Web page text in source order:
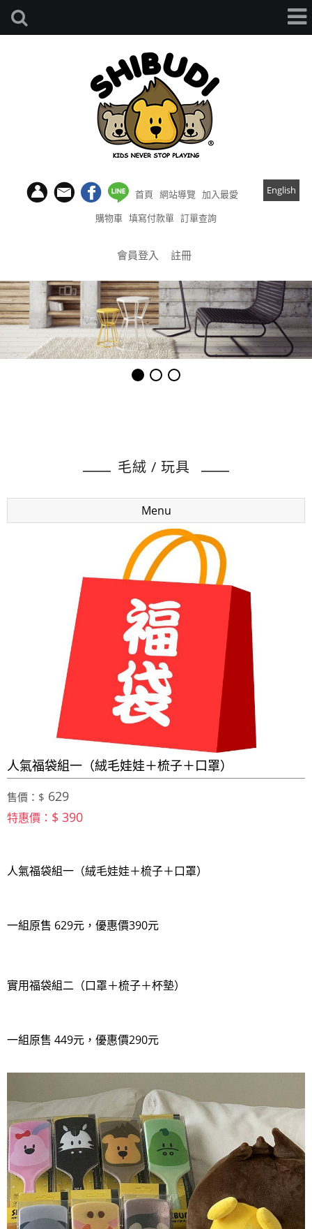
首頁 網站導覽 加入最愛 English
購物車 填寫付款單 訂單查詢
會員登入 註冊
毛絨 / 玩具
Menu
人氣福袋組一（絨毛娃娃＋梳子＋口罩）
售價：$ 629
特惠價： $ 390
人氣福袋組一（絨毛娃娃＋梳子＋口罩）
一組原售 629元，優惠價390元
實用福袋組二（口罩＋梳子＋杯墊）
一組原售 449元，優惠價290元